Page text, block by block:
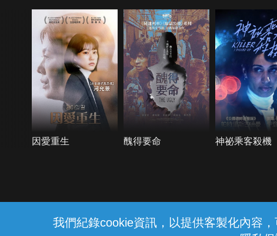
我們紀錄cookie資訊，以提供客製化內容
因愛重生 醜得要命 神祕乘客殺機